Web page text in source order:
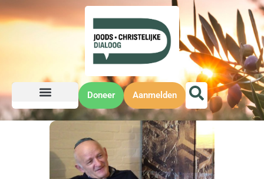
Doneer Aanmelden